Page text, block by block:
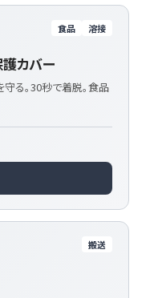
食品 溶接
カバー
守る。30秒で着脱。食品
搬送